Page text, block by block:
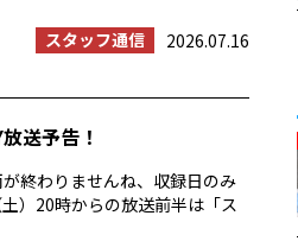
スタッフ通信
2026.07.16
送予告！
終わりませんね、収録日のみ
）20時からの放送前半は「ス